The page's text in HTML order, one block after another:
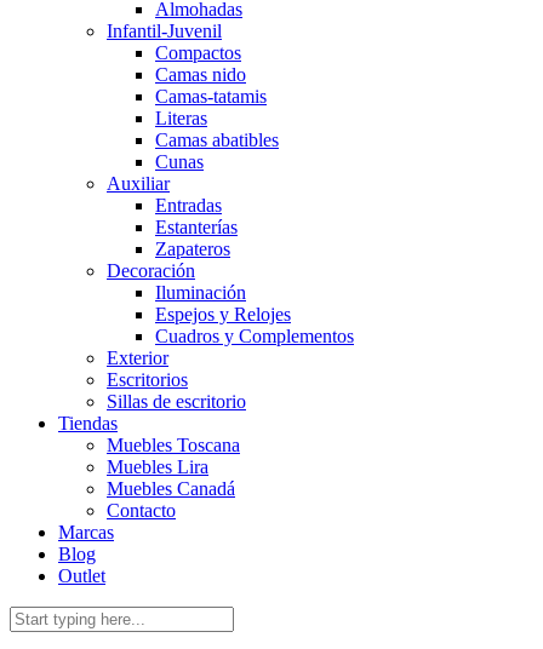
Almohadas
Infantil-Juvenil
Compactos
Camas nido
Camas-tatamis
Literas
Camas abatibles
Cunas
Auxiliar
Entradas
Estanterías
Zapateros
Decoración
Iluminación
Espejos y Relojes
Cuadros y Complementos
Exterior
Escritorios
Sillas de escritorio
Tiendas
Muebles Toscana
Muebles Lira
Muebles Canadá
Contacto
Marcas
Blog
Outlet